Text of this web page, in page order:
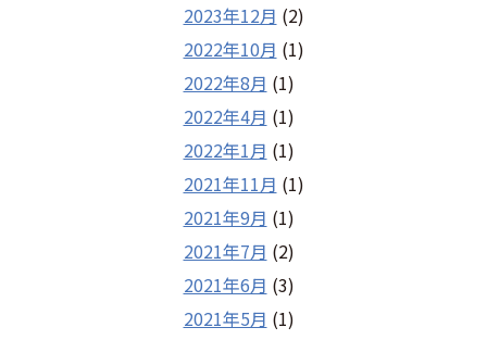
2023年12月 (2)
2022年10月 (1)
2022年8月 (1)
2022年4月 (1)
2022年1月 (1)
2021年11月 (1)
2021年9月 (1)
2021年7月 (2)
2021年6月 (3)
2021年5月 (1)